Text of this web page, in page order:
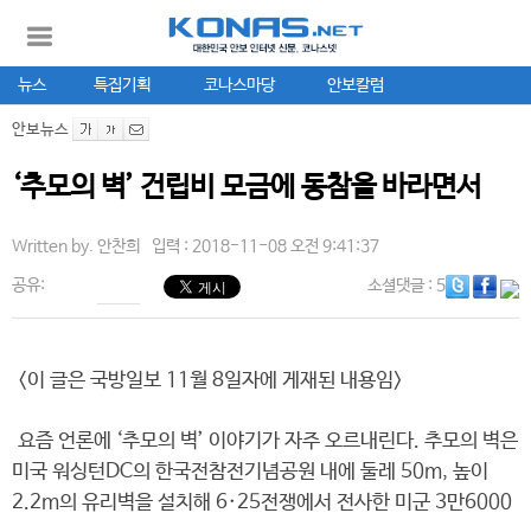
뉴스 특집기획 코나스마당 안보칼럼
안보뉴스
‘추모의 벽’ 건립비 모금에 동참을 바라면서
Written by. 안찬희 입력 : 2018-11-08 오전 9:41:37
공유: 소셜댓글: 5
<이 글은 국방일보 11월 8일자에 게재된 내용임>
요즘 언론에 ‘추모의 벽’ 이야기가 자주 오르내린다. 추모의 벽은
미국 워싱턴DC의 한국전참전기념공원 내에 둘레 50m, 높이
2.2m의 유리벽을 설치해 6·25전쟁에서 전사한 미군 3만6000